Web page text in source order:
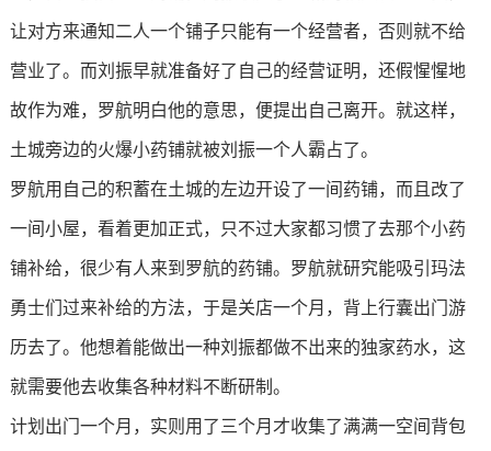
让对方来通知二人一个铺子只能有一个经营者，否则就不给
营业了。而刘振早就准备好了自己的经营证明，还假惺惺地
故作为难，罗航明白他的意思，便提出自己离开。就这样，
土城旁边的火爆小药铺就被刘振一个人霸占了。
罗航用自己的积蓄在土城的左边开设了一间药铺，而且改了
一间小屋，看着更加正式，只不过大家都习惯了去那个小药
铺补给，很少有人来到罗航的药铺。罗航就研究能吸引玛法
勇士们过来补给的方法，于是关店一个月，背上行囊出门游
历去了。他想着能做出一种刘振都做不出来的独家药水，这
就需要他去收集各种材料不断研制。
计划出门一个月，实则用了三个月才收集了满满一空间背包